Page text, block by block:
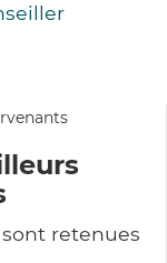
retenues